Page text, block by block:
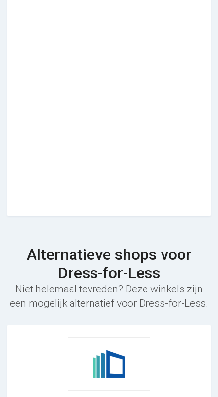
Alternatieve shops voor
Dress-for-Less
Niet helemaal tevreden? Deze winkels zijn
een mogelijk alternatief voor Dress-for-Less.